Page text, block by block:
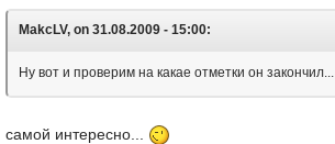
MakcLV, on 31.08.2009 - 15:00:
Ну вот и проверим на какае отметки он закончил...
самой интересно...